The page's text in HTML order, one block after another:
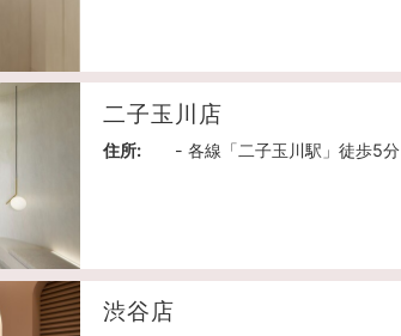
二子玉川店
住所: - 各線「二子玉川駅」徒歩5分
渋谷店